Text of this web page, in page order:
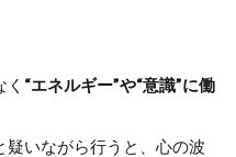
“エネルギー”や“意識”に働
疑いながら行うと、心の波